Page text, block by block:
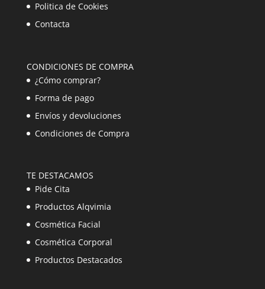
Politica de Cookies
Contacta
CONDICIONES DE COMPRA
¿Cómo comprar?
Forma de pago
Envíos y devoluciones
Condiciones de Compra
TE DESTACAMOS
Pide Cita
Productos Alqvimia
Cosmética Facial
Cosmética Corporal
Productos Destacados